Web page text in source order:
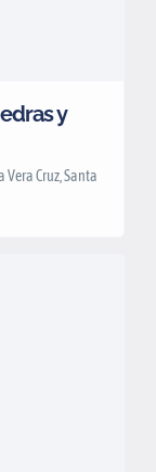
y
Vera Cruz, Santa